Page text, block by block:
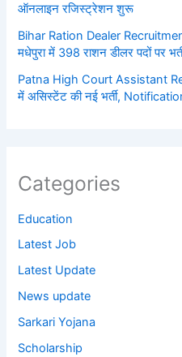
ऑनलाइन रजिस्ट्रेशन शुरू
Bihar Ration Dealer
मधेपुरा में 398 राशन डीलर पदों पर
Patna High Court Assistant
में असिस्टेंट की नई भर्ती,
Categories
Education
Latest Job
Latest Update
News update
Sarkari Yojana
Scholarship